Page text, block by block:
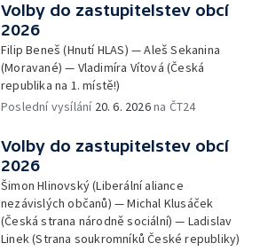
Volby do zastupitelstev obcí
2026
Filip Beneš (Hnutí HLAS) — Aleš Sekanina
(Moravané) — Vladimíra Vítová (Česká
republika na 1. místě!)
Poslední vysílání 20. 6. 2026na ČT24
Volby do zastupitelstev obcí
2026
Šimon Hlinovský (Liberální aliance
nezávislých občanů) — Michal Klusáček
(Česká strana národně sociální) — Ladislav
Linek (Strana soukromníků České republiky)